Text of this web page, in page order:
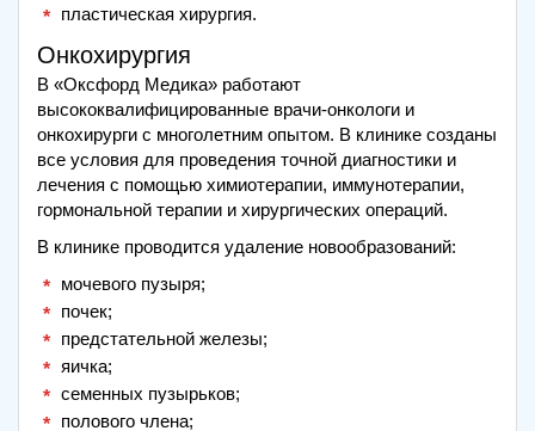
пластическая хирургия.
Онкохирургия
В «Оксфорд Медика» работают
высококвалифицированные врачи-онкологи и
онкохирурги с многолетним опытом. В клинике созданы
все условия для проведения точной диагностики и
лечения с помощью химиотерапии, иммунотерапии,
гормональной терапии и хирургических операций.
В клинике проводится удаление новообразований:
мочевого пузыря;
почек;
предстательной железы;
яичка;
семенных пузырьков;
полового члена;